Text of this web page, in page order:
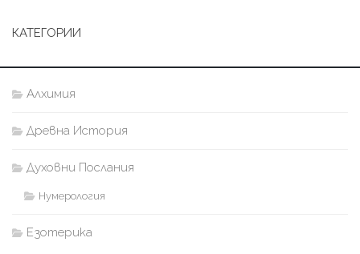
КАТЕГОРИИ
Алхимия
Древна История
Духовни Послания
Нумерология
Езотерика